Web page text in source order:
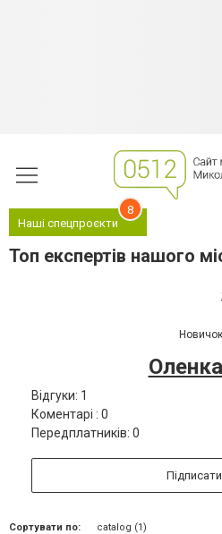
Наші спецпроєкти
8
Топ експертів нашого
Новичок
Відгуки: 1
Коментарі : 0
Передплатників: 0
Сортувати по: catalog (1)